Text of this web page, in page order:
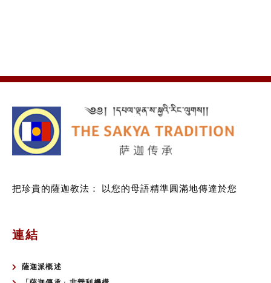
把珍貴的薩迦教法： 以您的母語精準圓滿地傳達於您
連結
薩迦派概述